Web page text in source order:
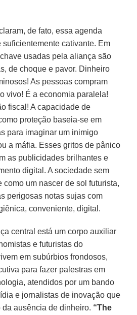
de fato, essa agenda
suficientemente cativante. Em
usadas pela aliança são
de choque e pavor. Dinheiro
As pessoas compram
vivo! É a economia paralela!
fiscal! A capacidade de
proteção baseia-se em
para imaginar um inimigo
a máfia. Esses gritos de pânico
as publicidades brilhantes e
digital. A sociedade sem
como um nascer de sol futurista,
perigosas notas sujas com
conveniente, digital.
central está um corpo auxiliar
e futuristas do
em subúrbios frondosos,
para fazer palestras em
atendidos por um bando
e jornalistas de inovação que
ausência de dinheiro. “The